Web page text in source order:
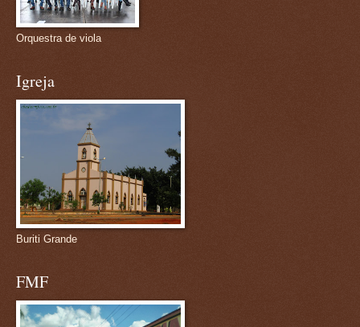
Orquestra de viola
Igreja
Buriti Grande
FMF